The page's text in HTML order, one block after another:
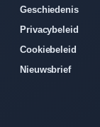
Geschiedenis
Privacybeleid
Cookiebeleid
Nieuwsbrief